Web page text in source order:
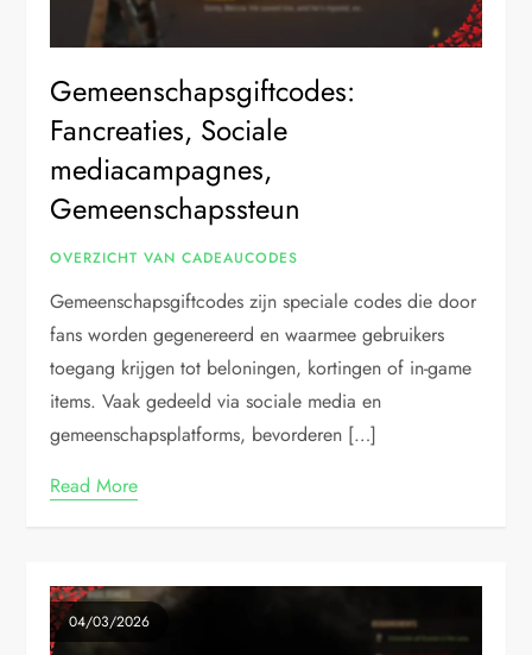
Gemeenschapsgiftcodes:
Fancreaties, Sociale
mediacampagnes,
Gemeenschapssteun
OVERZICHT VAN CADEAUCODES
Gemeenschapsgiftcodes zijn speciale codes die door
fans worden gegenereerd en waarmee gebruikers
toegang krijgen tot beloningen, kortingen of in-game
items. Vaak gedeeld via sociale media en
gemeenschapsplatforms, bevorderen […]
Read More
04/03/2026